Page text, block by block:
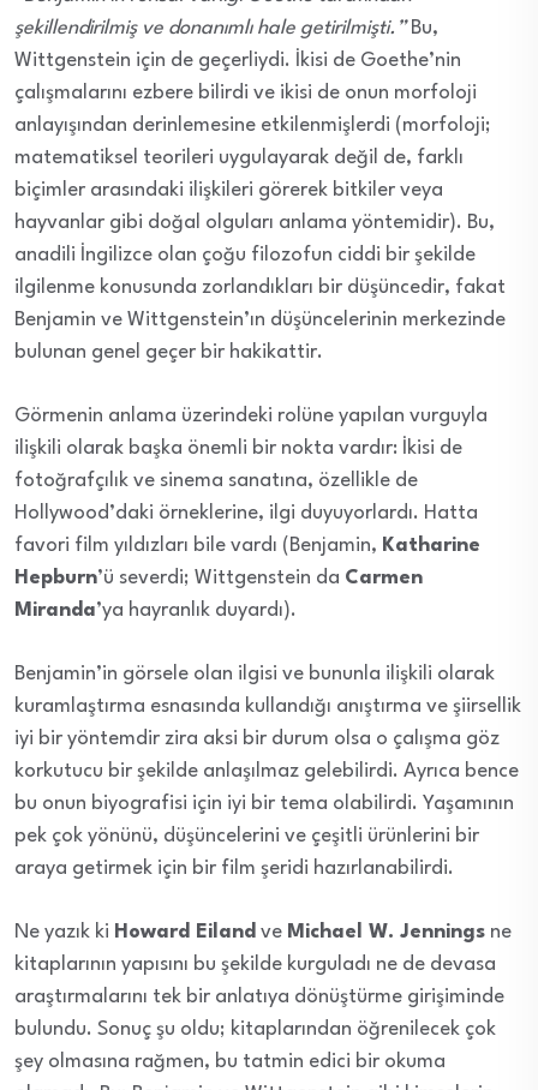
şekillendirilmiş ve donanımlı hale getirilmişti.”Bu,
Wittgenstein için de geçerliydi. İkisi de Goethe’nin
çalışmalarını ezbere bilirdi ve ikisi de onun morfoloji
anlayışından derinlemesine etkilenmişlerdi (morfoloji;
matematiksel teorileri uygulayarak değil de, farklı
biçimler arasındaki ilişkileri görerek bitkiler veya
hayvanlar gibi doğal olguları anlama yöntemidir). Bu,
anadili İngilizce olan çoğu filozofun ciddi bir şekilde
ilgilenme konusunda zorlandıkları bir düşüncedir, fakat
Benjamin ve Wittgenstein’ın düşüncelerinin merkezinde
bulunan genel geçer bir hakikattir.
Görmenin anlama üzerindeki rolüne yapılan vurguyla
ilişkili olarak başka önemli bir nokta vardır: İkisi de
fotoğrafçılık ve sinema sanatına, özellikle de
Hollywood’daki örneklerine, ilgi duyuyorlardı. Hatta
favori film yıldızları bile vardı (Benjamin, Katharine
Hepburn’ü severdi; Wittgenstein da Carmen
Miranda’ya hayranlık duyardı).
Benjamin’in görsele olan ilgisi ve bununla ilişkili olarak
kuramlaştırma esnasında kullandığı anıştırma ve şiirsellik
iyi bir yöntemdir zira aksi bir durum olsa o çalışma göz
korkutucu bir şekilde anlaşılmaz gelebilirdi. Ayrıca bence
bu onun biyografisi için iyi bir tema olabilirdi. Yaşamının
pek çok yönünü, düşüncelerini ve çeşitli ürünlerini bir
araya getirmek için bir film şeridi hazırlanabilirdi.
Ne yazık ki Howard Eiland ve Michael W. Jennings ne
kitaplarının yapısını bu şekilde kurguladı ne de devasa
araştırmalarını tek bir anlatıya dönüştürme girişiminde
bulundu. Sonuç şu oldu; kitaplarından öğrenilecek çok
şey olmasına rağmen, bu tatmin edici bir okuma